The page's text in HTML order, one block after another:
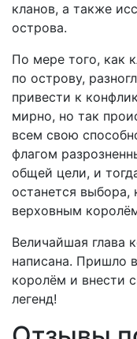
кланов, а также
острова.
По мере того, как
по острову,
привести к
мирно, но так
всем свою
флагом
общей цели, и
останется выбора,
верховным
Величайшая глава
написана. Пришло
королём и внести
легенд!